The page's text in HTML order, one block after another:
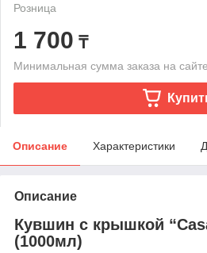
Розница
1 700 ₸
Минимальная сумма заказа на
Описание Характеристики
Описание
Кувшин с крышкой
(1000мл)